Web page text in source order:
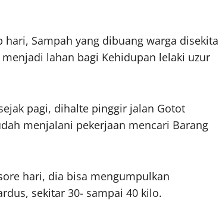
Sampah yang dibuang warga
lahan bagi Kehidupan lelaki uzur
pagi, dihalte pinggir jalan Gotot
menjalani pekerjaan mencari Barang
hari, dia bisa mengumpulkan
sekitar 30- sampai 40 kilo.